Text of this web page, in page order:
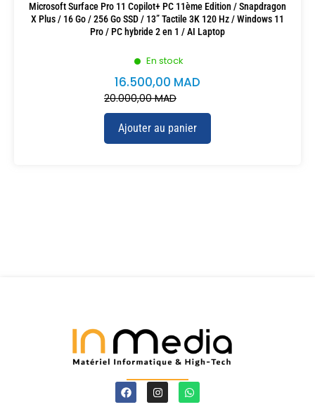
En stock
Microsoft Surface Pro 11 Copilot+ PC 11ème Edition / Snapdragon
X Plus / 16 Go / 256 Go SSD / 13” Tactile 3K 120 Hz / Windows 11
Pro / PC hybride 2 en 1 / AI Laptop
20.000,00MAD
16.500,00 MAD
Ajouter au panier